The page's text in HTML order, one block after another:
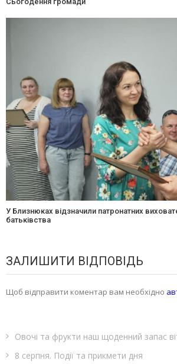
У Близнюках відзначили патронатних
батьківства
ЗАЛИШИТИ ВІДПОВІДЬ
Щоб відправити коментар вам необхідно
Овочі та фрукти наш щоденний запас
8 серпня. Події та прикмети дня